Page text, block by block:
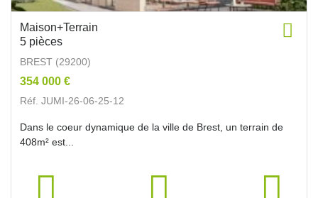
Maison+Terrain
5 pièces
BREST (29200)
354 000 €
Réf. JUMI-26-06-25-12
Dans le coeur dynamique de la ville de Brest, un terrain de
408m² est...